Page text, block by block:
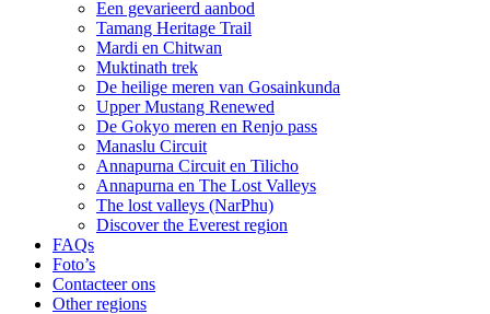
Een gevarieerd aanbod
Tamang Heritage Trail
Mardi en Chitwan
Muktinath trek
De heilige meren van Gosainkunda
Upper Mustang Renewed
De Gokyo meren en Renjo pass
Manaslu Circuit
Annapurna Circuit en Tilicho
Annapurna en The Lost Valleys
The lost valleys (NarPhu)
Discover the Everest region
FAQs
Foto’s
Contacteer ons
Other regions